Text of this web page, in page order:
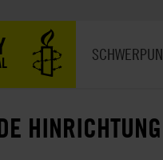
HINRICHTUNG